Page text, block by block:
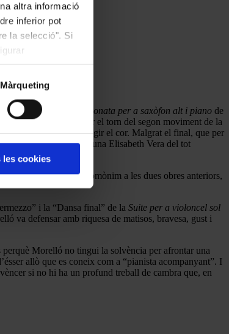
altra informació
inferior pot
la selecció". Si
Màrqueting
les cookies
van interpretar la
Sonata per a saxòfon alt i piano de
de Brotons va ser el torn del segon moviment de la
arribava a encongir el cor. Malgrat el final, que per
sonors del saxòfon i una Elisabeth Vera del tot
Creston. De títol homònim a les dues obres anteriors,
i la “Dansa final” de la Suite per a violoncel sol
va defensar amb riquesa de matisos, bravesa, gust i
perquè Morelló no tingui la solvència per afrontar una
allò que es coneix com a “pianista acompanyant”. I
si no hi ha un profund treball de cambra que, en